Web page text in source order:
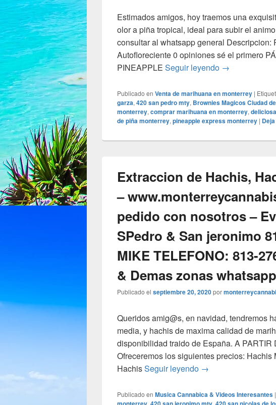
Estimados amigos, hoy traemos una
olor a piña tropical, ideal para subir el
consultar al whatsapp general Descripcion:
Autofloreciente 0 opiniones sé el primero
PINEAPPLE Seguir leyendo Nuevo Strain!
→
Publicado en Venta de marihuana en monterrey |
garza, 420 san pedro mty, Brownies Magicos Ciudad
monterrey, comprar marihuana en monterrey,
de piña monterrey, pineapple express monterrey |
Extraccion de Hachis,
–
pedido con nosotros –
SPedro & San jeronimo
MIKE TELEFONO: 813-
& Demas zonas whatsapp
Publicado el septiembre 20, 2020por
Queridos amig@s, en navidad, tendremos
media, y hachis de maxima calidad de
disponibilidad traido de España. A PARTIR
Ofreceremos los siguientes precios: Hachis
HachisSeguir leyendo Extraccion de
→
Publicado en Musica Cannabica & Videos Interesantes |